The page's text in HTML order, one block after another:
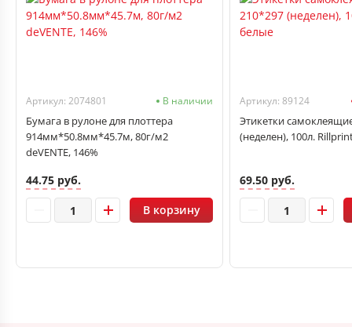
Артикул: 2074801 В наличии
Бумага в рулоне для плоттера
914мм*50.8мм*45.7м, 80г/м2
deVENTE, 146%
44.75 руб.
В корзину
Артикул: 89124
Этикетки
(неделен), 100л.
69.50 руб.